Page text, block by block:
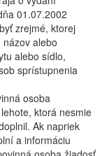
01.07.2002
zrejmé, ktorej
alebo
alebo sídlo,
sprístupnenia
osoba
ktorá nesmie
Ak napriek
a informáciu